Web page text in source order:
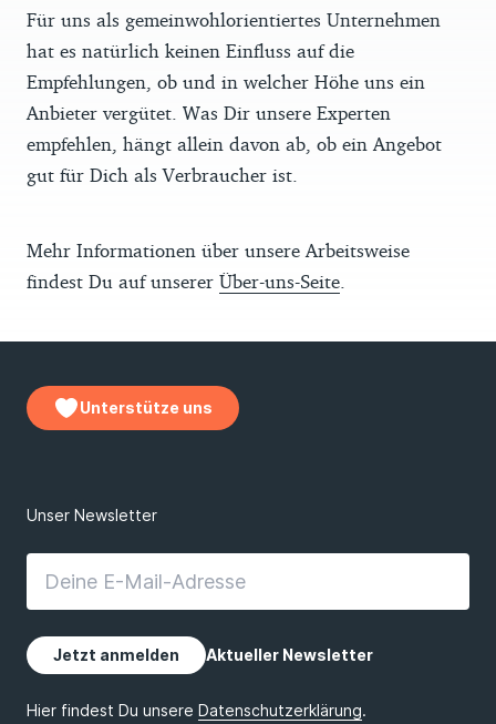
Für uns als gemeinwohlorientiertes Unternehmen
hat es natürlich keinen Einfluss auf die
Empfehlungen, ob und in welcher Höhe uns ein
Anbieter vergütet. Was Dir unsere Experten
empfehlen, hängt allein davon ab, ob ein Angebot
gut für Dich als Verbraucher ist.
Mehr Informationen über unsere Arbeitsweise
findest Du auf unserer Über-uns-Seite
Unterstütze uns